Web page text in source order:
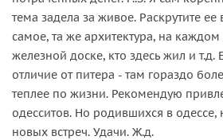
тема задела за живое. Раскрутите ее
самое, та же архитектура, на
железной доске, кто здесь жил и т.д.
отличие от питера - там гораздо
теплее по жизни. Рекомендую
одесситов. Но родившихся в
новых встреч. Удачи. Ж.д.